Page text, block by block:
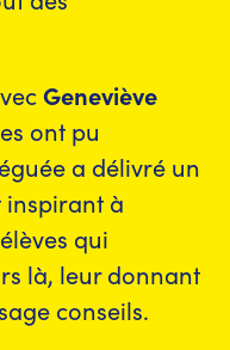
Geneviève
ont pu
a délivré un
inspirant à
qui
là, leur donnant
conseils.